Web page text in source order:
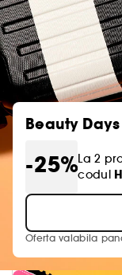
Beauty Days
-25%La 2
codul
Oferta valabila